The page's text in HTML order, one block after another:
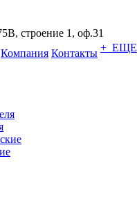
строение 1, оф.31
Компания Контакты + ЕЩЕ